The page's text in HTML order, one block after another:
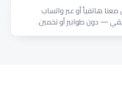
هاتفياً أو عبر واتساب
— دون طوابير أو تخمين.